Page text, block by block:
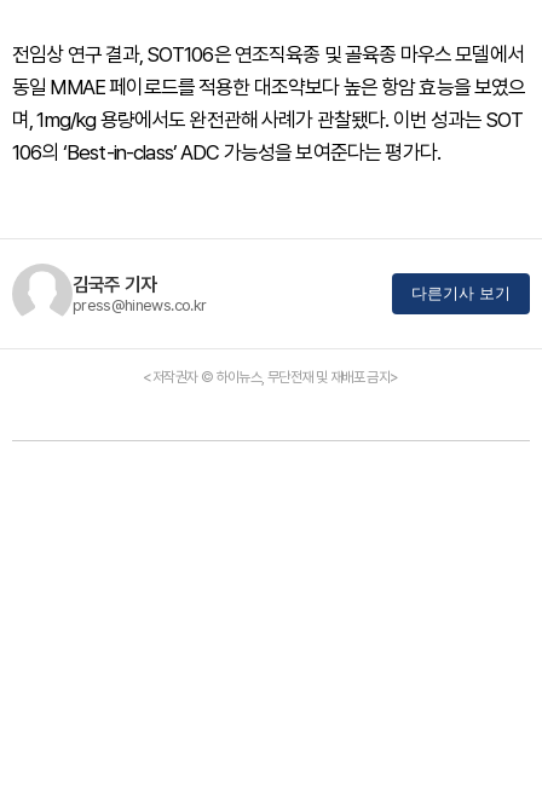
전임상 연구 결과, SOT106은 연조직육종 및 골육종 마우스 모델에서
동일 MMAE 페이로드를 적용한 대조약보다 높은 항암 효능을 보였으
며, 1mg/kg 용량에서도 완전관해 사례가 관찰됐다. 이번 성과는 SOT
106의 ‘Best-in-class’ ADC 가능성을 보여준다는 평가다.
김국주 기자
press@hinews.co.kr
다른기사 보기
<저작권자 © 하이뉴스, 무단전재 및 재배포 금지>